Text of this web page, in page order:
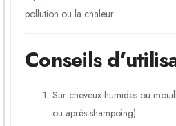
pollution ou la chaleur.
Conseils
Sur cheveux humides ou
ou après-shampoing).